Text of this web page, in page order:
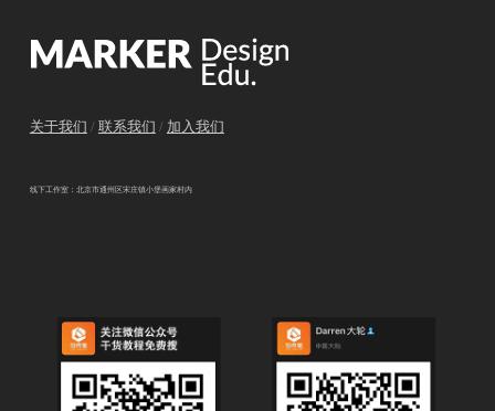
关于我们 / 联系我们 / 加入我们
线下工作室：北京市通州区宋庄镇小堡画家村内